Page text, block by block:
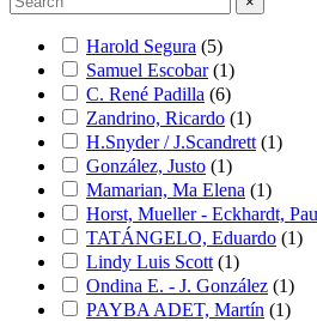
Harold Segura (5)
Samuel Escobar (1)
C. René Padilla (6)
Zandrino, Ricardo (1)
H.Snyder / J.Scandrett (1)
González, Justo (1)
Mamarian, Ma Elena (1)
Horst, Mueller - Eckhardt,
TATÁNGELO, Eduardo (1)
Lindy Luis Scott (1)
Ondina E. - J. González (1)
PAYBA ADET, Martín (1)